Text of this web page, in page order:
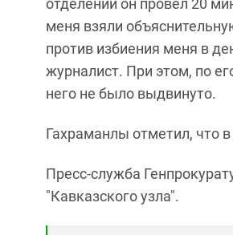
отделении он провел 20
меня взяли
против избиения меня в
журналист. При этом, по
него не было выдвинуто.
Гахраманлы отметил, что
Пресс-служба
"Кавказского узла".